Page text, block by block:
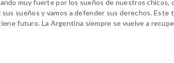
muy fuerte por los sueños de nuestros chicos,
sueños y vamos a defender sus derechos. Este
futuro. La Argentina siempre se vuelve a